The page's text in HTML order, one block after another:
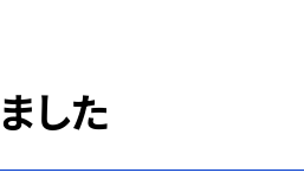
した